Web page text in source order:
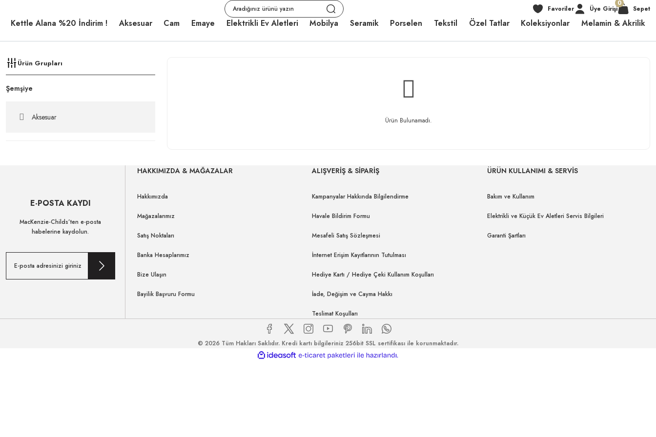
Favoriler Üye Girişi Sepet
0
Kettle Alana %20 İndirim ! Aksesuar Cam Emaye Elektrikli Ev Aletleri Mobilya Seramik Porselen Tekstil Özel Tatlar Koleksiyonlar Melamin & Akrilik
Ürün Grupları
Şemşiye
Aksesuar Ürün Bulunamadı.
E-POSTA KAYDI
MacKenzie-Childs’ten e-posta
habelerine kaydolun.
HAKKIMIZDA & MAĞAZALAR
Hakkımızda
Mağazalarımız
Satış Noktaları
Banka Hesaplarımız
Bize Ulaşın
Bayilik Başvuru Formu
ALIŞVERİŞ & SİPARİŞ
Kampanyalar Hakkında Bilgilendirme
Havale Bildirim Formu
Mesafeli Satış Sözleşmesi
İnternet Erişim Kayıtlarının Tutulması
Hediye Kartı / Hediye Çeki Kullanım Koşulları
İade, Değişim ve Cayma Hakkı
Teslimat Koşulları
ÜRÜN KULLANIMI & SERVİS
Bakım ve Kullanım
Elektrikli ve Küçük Ev Aletleri Servis Bilgileri
Garanti Şartları
© 2026 Tüm Hakları Saklıdır. Kredi kartı bilgileriniz 256bit SSL sertifikası ile korunmaktadır.
ideasoft
e-